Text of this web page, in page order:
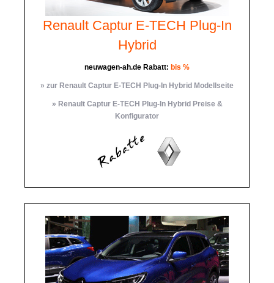
Renault Captur E-TECH Plug-In
Hybrid
neuwagen-ah.de Rabatt: bis %
» zur Renault Captur E-TECH Plug-In Hybrid Modellseite
» Renault Captur E-TECH Plug-In Hybrid Preise &
Konfigurator